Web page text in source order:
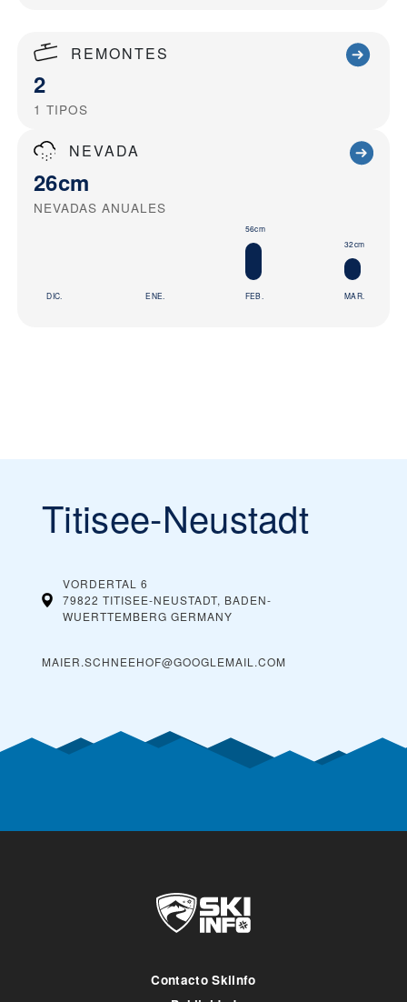
REMONTES
2
1 TIPOS
NEVADA
26cm
NEVADAS ANUALES
DIC. ENE.
56cm
FEB.
32cm
MAR.
Titisee-Neustadt
VORDERTAL 6
79822 TITISEE-NEUSTADT, BADEN-
WUERTTEMBERG GERMANY
MAIER.SCHNEEHOF@GOOGLEMAIL.COM
Contacto Skiinfo